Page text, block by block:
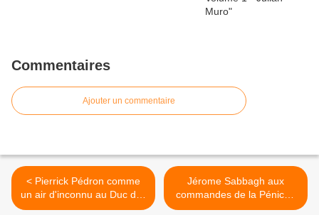
Commentaires
Ajouter un commentaire
< Pierrick Pédron comme
un air d'inconnu au Duc des
Lombards
Jérome Sabbagh aux
commandes de la Péniche
Anako >